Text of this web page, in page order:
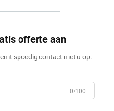
offerte aan
spoedig contact met u op.
0/100